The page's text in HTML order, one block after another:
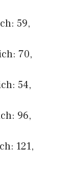
59,
70,
54,
96,
121,